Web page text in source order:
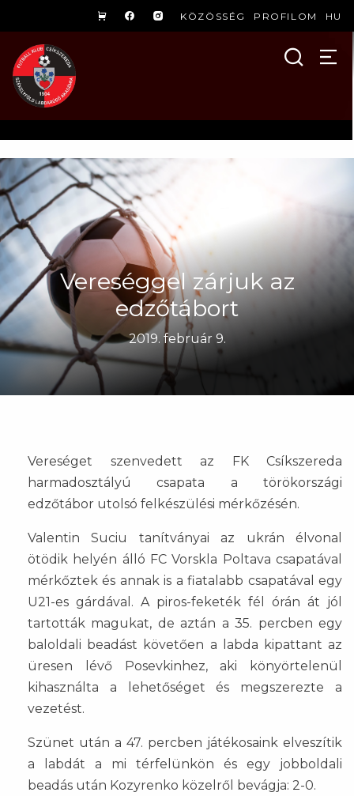
KÖZÖSSÉG PROFILOM HU
Vereséggel zárjuk az
edzőtábort
2019. február 9.
Vereséget szenvedett az FK Csíkszereda
harmadosztályú csapata a törökországi
edzőtábor utolsó felkészülési mérkőzésén.
Valentin Suciu tanítványai az ukrán élvonal
ötödik helyén álló FC Vorskla Poltava csapatával
mérkőztek és annak is a fiatalabb csapatával egy
U21-es gárdával. A piros-feketék fél órán át jól
tartották magukat, de aztán a 35. percben egy
baloldali beadást követően a labda kipattant az
üresen lévő Posevkinhez, aki könyörtelenül
kihasználta a lehetőséget és megszerezte a
vezetést.
Szünet után a 47. percben játékosaink elveszítik
a labdát a mi térfelünkön és egy jobboldali
beadás után Kozyrenko közelről bevágja: 2-0.